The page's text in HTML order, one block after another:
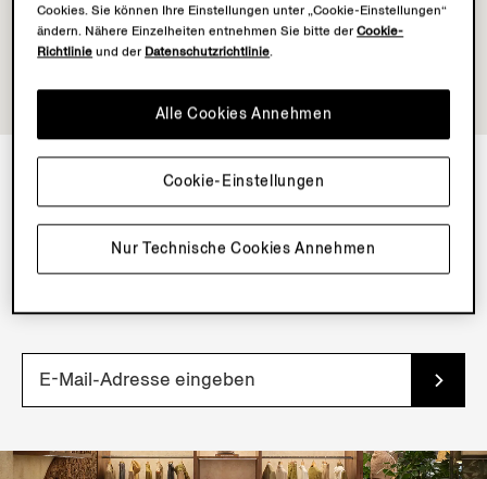
NEWSLETTER
Abonnieren Sie unseren Newsletter, um exklusive
Inhalte, Dienste und frühen Zugang zu neuen Produkten
zu erhalten.
Cookies. Sie können Ihre Einstellungen unter „Cookie-Einstellungen“
ändern. Nähere Einzelheiten entnehmen Sie bitte derCookie-
Richtlinie und der Datenschutzrichtlinie.
Nur Technische Cookies Annehmen
Alle Cookies Annehmen
Cookie-Einstellungen